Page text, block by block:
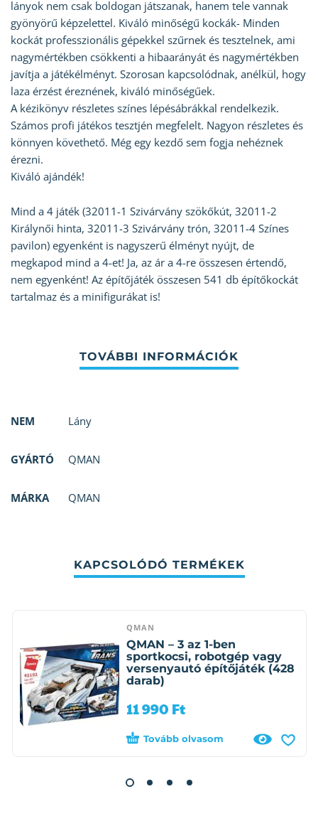
lányok nem csak boldogan játszanak, hanem tele vannak
gyönyörű képzelettel. Kiváló minőségű kockák- Minden
kockát professzionális gépekkel szűrnek és tesztelnek, ami
nagymértékben csökkenti a hibaarányát és nagymértékben
javítja a játékélményt. Szorosan kapcsolódnak, anélkül, hogy
laza érzést éreznének, kiváló minőségűek.
A kézikönyv részletes színes lépésábrákkal rendelkezik.
Számos profi játékos tesztjén megfelelt. Nagyon részletes és
könnyen követhető. Még egy kezdő sem fogja nehéznek
érezni.
Kiváló ajándék!
Mind a 4 játék (32011-1 Szivárvány szökőkút, 32011-2
Királynői hinta, 32011-3 Szivárvány trón, 32011-4 Színes
pavilon) egyenként is nagyszerű élményt nyújt, de
megkapod mind a 4-et! Ja, az ár a 4-re összesen értendő,
nem egyenként! Az építőjáték összesen 541 db építőkockát
tartalmaz és a minifigurákat is!
NEM Lány
GYÁRTÓ QMAN
MÁRKA QMAN
KAPCSOLÓDÓ TERMÉKEK
QMAN
QMAN – 3 az 1-ben
sportkocsi, robotgép vagy
versenyautó építőjáték (428
darab)
11 990 Ft
Tovább olvasom